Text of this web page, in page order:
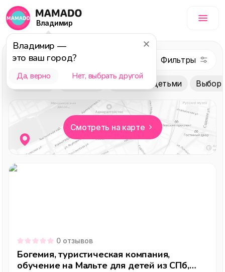
Владимир
Владимир —
это ваш город?
Да, верно Нет, выбрать другой
Туризм
За город Лучшее с детьми Выбор
Смотреть на карте
0 отзывов
Богемия, туристическая компания,
обучение на Мальте для детей из СПб,